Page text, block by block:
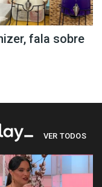
fala sobre
VER TODOS